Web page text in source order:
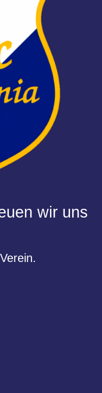
wir uns